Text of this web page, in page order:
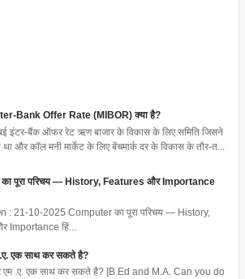
Bank Offer Rate (MIBOR) क्या है?
इंटर-बैंक ऑफर रेट ऋण बाजार के विकास के लिए समिति जिसने
और कॉल मनी मार्केट के लिए बेंचमार्क दर के विकास के तौर-त...
पूरा परिचय — History, Features और Importance
: 21-10-2025 Computer का पूरा परिचय — History,
Importance हिं...
एक साथ कर सकते है?
एम .ए. एक साथ कर सकते है? [B.Ed and M.A. Can you do